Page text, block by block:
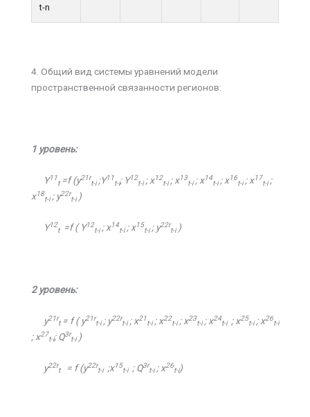
t-n
4. Общий вид системы уравнений модели
пространственной связанности регионов:
1 уровень:
Y11
t=f (y21r
t-i;Y11
t-i; Y12
t-i;х12
t-i;х13
t-i;х14
t-i;х16
t-i;х17
t-i;
х18
t-i; y22r
t-i)
Y12
t =f ( Y12
t-i;х14
t-i;х15
t-i; y22r
t-i)
2 уровень:
y21r
t= f ( y21r
t-i; y22r
t-i;х21
t-i;х22
t-i;х23
t-i;х24
t-i ;х25
t-i;х26
t-i
;х27
t-i; Q3r
t-i)
y22r
t = f (y22r
t-i ;х15
t-i ; Q3r
t-i;х26
t-i)